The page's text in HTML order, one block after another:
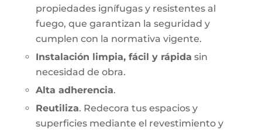
propiedades ignífugas y resistentes al
fuego, que garantizan la seguridad y
cumplen con la normativa vigente.
Instalación limpia, fácil y rápida sin
necesidad de obra.
Alta adherencia.
Reutiliza. Redecora tus espacios y
superficies mediante el revestimiento y